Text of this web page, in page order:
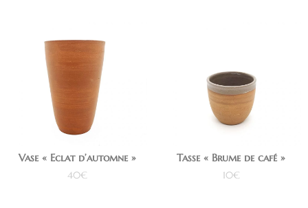
Vase « Eclat d’automne »
40€
Tasse « Brume de café »
10€